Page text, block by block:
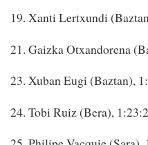
19. Xanti Lertxundi
21. Gaizka Otxandorena
23. Xuban Eugi (Baztan),
24. Tobi Ruiz (Bera),